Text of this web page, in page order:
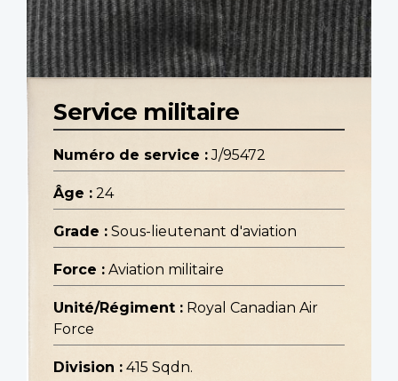
Service militaire
Numéro de service : J/95472
Âge : 24
Grade : Sous-lieutenant d'aviation
Force : Aviation militaire
Unité/Régiment : Royal Canadian Air
Force
Division : 415 Sqdn.